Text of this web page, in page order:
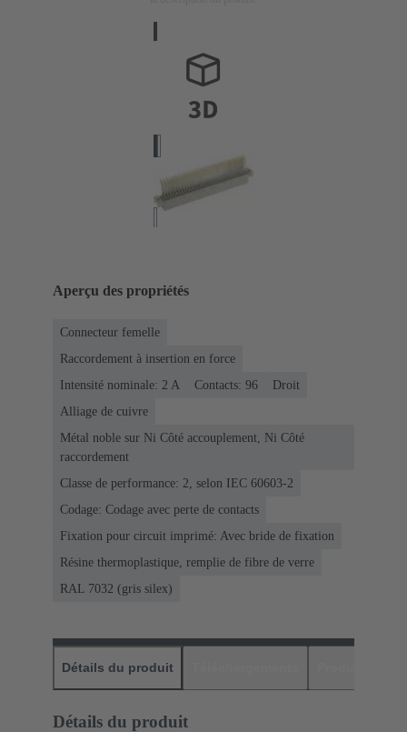
Aperçu des propriétés
Connecteur femelle
Raccordement à insertion en force
Intensité nominale: ‌2 A
Contacts: 96
Droit
Alliage de cuivre
Métal noble sur Ni Côté accouplement, Ni Côté
raccordement
Classe de performance: 2, selon IEC 60603-2
Codage: Codage avec perte de contacts
Fixation pour circuit imprimé: Avec bride de fixation
Résine thermoplastique, remplie de fibre de verre
RAL 7032 (gris silex)
Détails du produit
Détails du produit